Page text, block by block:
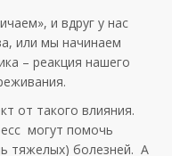
и вдруг у нас
или мы начинаем
– реакция нашего
от такого влияния.
могут помочь
тяжелых) болезней. А